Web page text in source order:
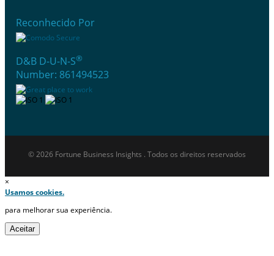
Reconhecido Por
D&B D-U-N-S®
Number: 861494523
© 2026 Fortune Business Insights . Todos os direitos reservados
×
Usamos cookies.
para melhorar sua experiência.
Aceitar